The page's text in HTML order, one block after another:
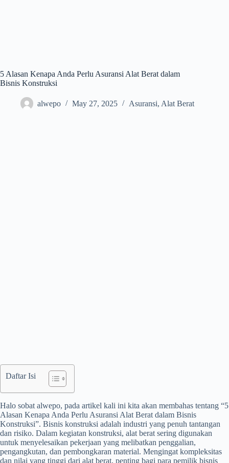
5 Alasan Kenapa Anda Perlu Asuransi Alat Berat dalam
Bisnis Konstruksi
alwepo May 27, 2025 Asuransi, Alat Berat
Daftar Isi
Halo sobat alwepo, pada artikel kali ini kita akan membahas tentang “5
Alasan Kenapa Anda Perlu Asuransi Alat Berat dalam Bisnis
Konstruksi”. Bisnis konstruksi adalah industri yang penuh tantangan
dan risiko. Dalam kegiatan konstruksi, alat berat sering digunakan
untuk menyelesaikan pekerjaan yang melibatkan penggalian,
pengangkutan, dan pembongkaran material. Mengingat kompleksitas
dan nilai yang tinggi dari alat berat, penting bagi para pemilik bisnis